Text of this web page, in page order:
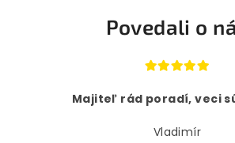
Povedali o
Majiteľ rád poradí, veci
Vladimír